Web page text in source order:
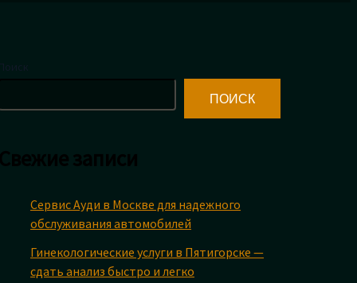
ПОИСК
Сервис Ауди в Москве для надежного
обслуживания автомобилей
Гинекологические услуги в Пятигорске —
сдать анализ быстро и легко